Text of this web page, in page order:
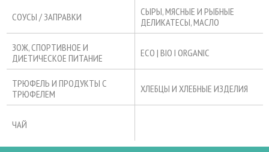
СОУСЫ / ЗАПРАВКИ
СЫРЫ, МЯСНЫЕ И РЫБНЫЕ
ДЕЛИКАТЕСЫ, МАСЛО
ЗОЖ, СПОРТИВНОЕ И
ДИЕТИЧЕСКОЕ ПИТАНИЕ
ECO | BIO I ORGANIC
ТРЮФЕЛЬ И ПРОДУКТЫ С
ТРЮФЕЛЕМ
ХЛЕБЦЫ И ХЛЕБНЫЕ ИЗДЕЛИЯ
ЧАЙ